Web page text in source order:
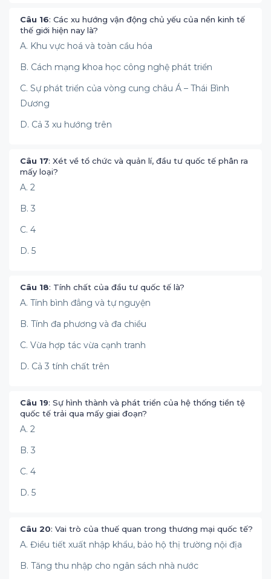
Câu 16: Các xu hướng vận động chủ yếu của nền kinh tế
thế giới hiện nay là?
A. Khu vực hoá và toàn cầu hóa
B. Cách mạng khoa học công nghệ phát triển
C. Sự phát triển của vòng cung châu Á – Thái Bình
Dương
D. Cả 3 xu hướng trên
Câu 17: Xét về tổ chức và quản lí, đầu tư quốc tế phân ra
mấy loại?
A. 2
B. 3
C. 4
D. 5
Câu 18: Tính chất của đầu tư quốc tế là?
A. Tính bình đẳng và tự nguyện
B. Tính đa phương và đa chiều
C. Vừa hợp tác vừa cạnh tranh
D. Cả 3 tính chất trên
Câu 19: Sự hình thành và phát triển của hệ thống tiền tệ
quốc tế trải qua mấy giai đoạn?
A. 2
B. 3
C. 4
D. 5
Câu 20: Vai trò của thuế quan trong thương mại quốc tế?
A. Điều tiết xuất nhập khẩu, bảo hộ thị trường nội địa
B. Tăng thu nhập cho ngân sách nhà nước